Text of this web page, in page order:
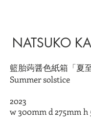
NATSUKO
籃胎蒟醤色紙箱「夏至
Summer solstice
2023
w 300mm d 275mm h